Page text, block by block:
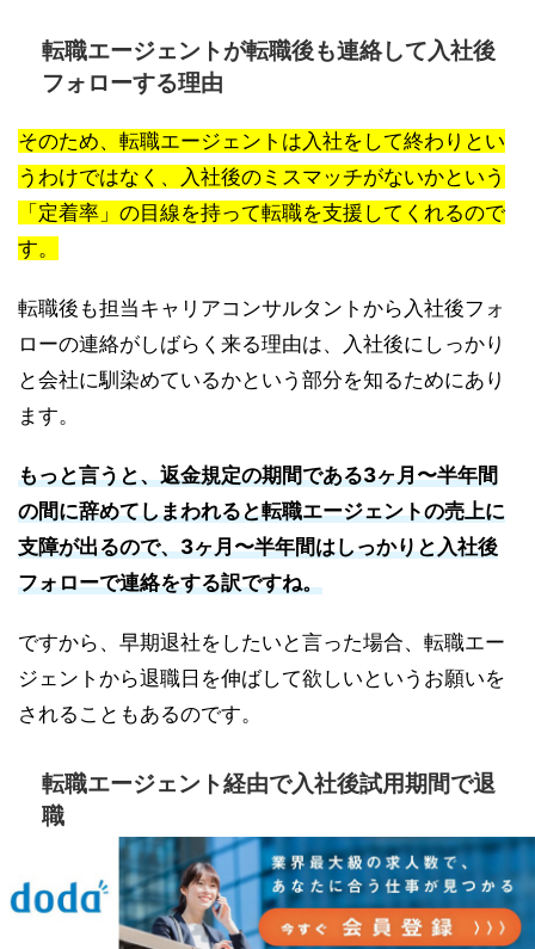
転職エージェントが転職後も連絡して入社後
フォローする理由
そのため、転職エージェントは入社をして終わりとい
うわけではなく、入社後のミスマッチがないかという
「定着率」の目線を持って転職を支援してくれるので
す。
転職後も担当キャリアコンサルタントから入社後フォ
ローの連絡がしばらく来る理由は、入社後にしっかり
と会社に馴染めているかという部分を知るためにあり
ます。
もっと言うと、返金規定の期間である3ヶ月〜半年間
の間に辞めてしまわれると転職エージェントの売上に
支障が出るので、3ヶ月〜半年間はしっかりと入社後
フォローで連絡をする訳ですね。
ですから、早期退社をしたいと言った場合、転職エー
ジェントから退職日を伸ばして欲しいというお願いを
されることもあるのです。
転職エージェント経由で入社後試用期間で退
職
通常一般的な企業では、入社後の試用期間は 3ヶ月
定められていることが多いため、3ヶ月以内で退職す